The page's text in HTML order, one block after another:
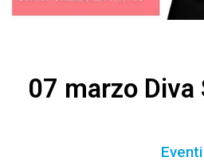
07 marzo
Eventi